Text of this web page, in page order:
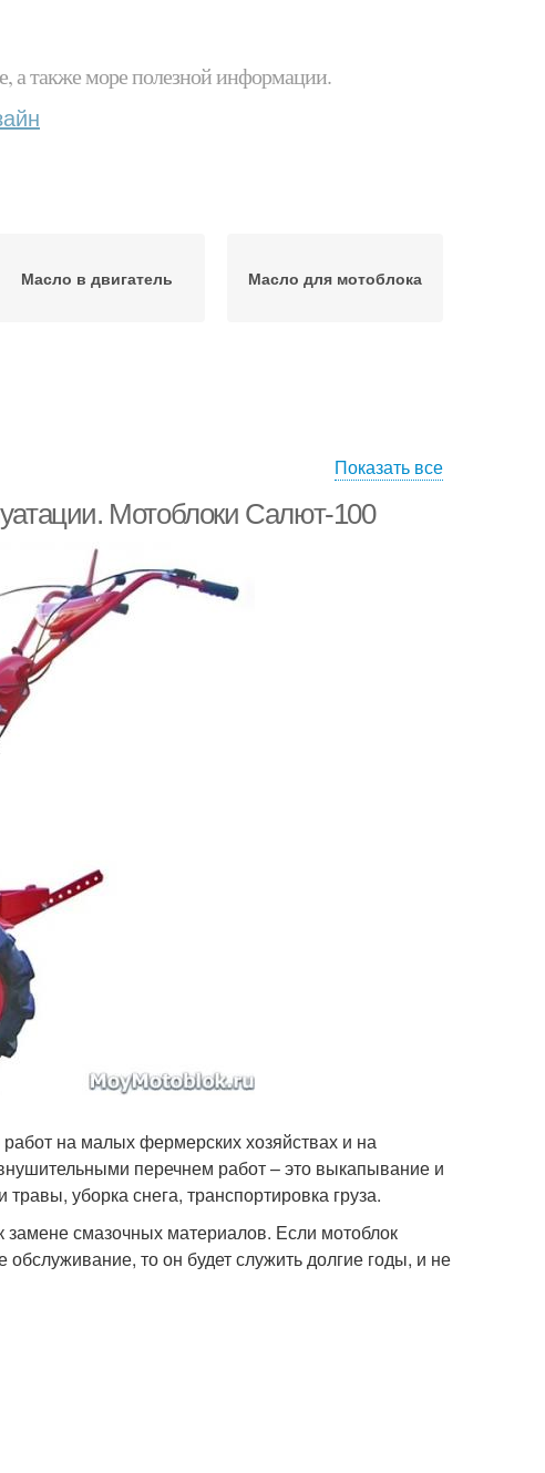
а также море полезной информации.
Масло в двигатель Масло для мотоблока
Показать все
Мотоблоки Салют-100
на малых фермерских хозяйствах и на
перечнем работ – это выкапывание и
уборка снега, транспортировка груза.
замене смазочных материалов. Если мотоблок
то он будет служить долгие годы, и не